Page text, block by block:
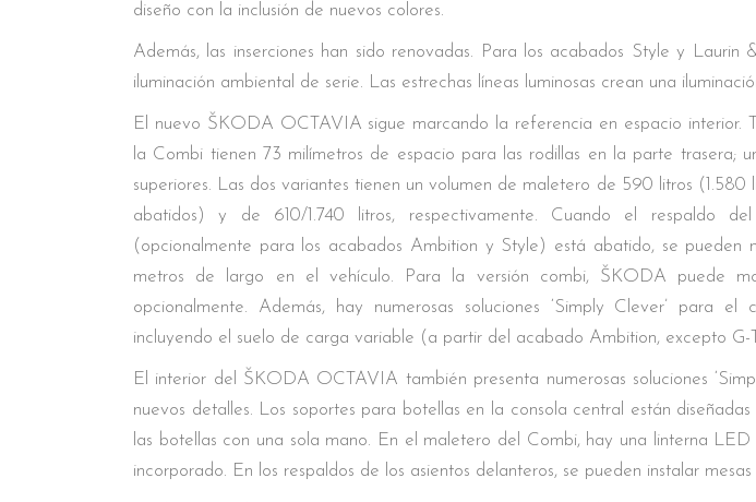
diseño con la inclusión de nuevos colores.
Además, las inserciones han sido renovadas. Para los acabados Style y
iluminación ambiental de serie. Las estrechas líneas luminosas crean una
El nuevo ŠKODA OCTAVIA sigue marcando la referencia en espacio interior.
la Combi tienen 73 milímetros de espacio para las rodillas en la parte trasera;
superiores. Las dos variantes tienen un volumen de maletero de 590 litros (1.580
abatidos) y de 610/1.740 litros, respectivamente. Cuando el respaldo
(opcionalmente para los acabados Ambition y Style) está abatido, se pueden
metros de largo en el vehículo. Para la versión combi, ŠKODA puede
opcionalmente. Además, hay numerosas soluciones ‘Simply Clever’ para el
incluyendo el suelo de carga variable (a partir del acabado Ambition, excepto G-
El interior del ŠKODA OCTAVIA también presenta numerosas soluciones
nuevos detalles. Los soportes para botellas en la consola central están
las botellas con una sola mano. En el maletero del Combi, hay una linterna
incorporado. En los respaldos de los asientos delanteros, se pueden instalar mesas